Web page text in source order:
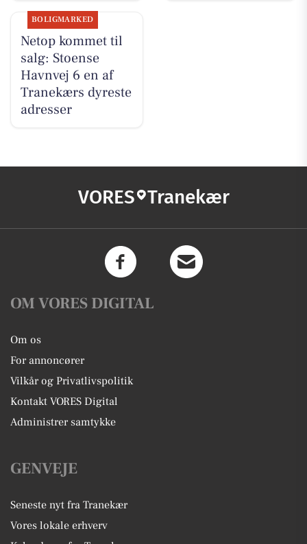
BOLIGMARKED
Netop kommet til
salg: Stoense
Havnvej 6 en af
Tranekærs dyreste
adresser
VORES Tranekær
OM VORES DIGITAL
Om os
For annoncører
Vilkår og Privatlivspolitik
Kontakt VORES Digital
Administrer samtykke
GENVEJE
Seneste nyt fra Tranekær
Vores lokale erhverv